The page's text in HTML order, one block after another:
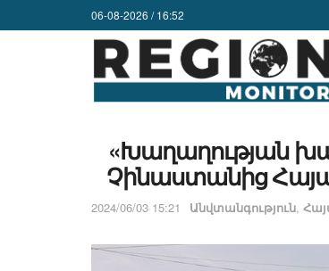
06-08-2026 / 16:52
«Խաղաղության
Չինաստանից
2024/06/03 15:21 Անվտանգություն,